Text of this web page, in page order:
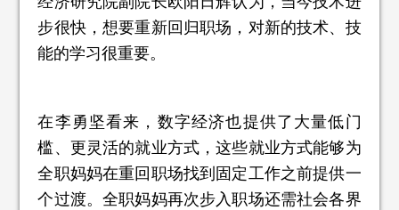
步很快，想要重新回归职场，对新的技术、技
能的学习很重要。
在李勇坚看来，数字经济也提供了大量低门
槛、更灵活的就业方式，这些就业方式能够为
全职妈妈在重回职场找到固定工作之前提供一
个过渡。全职妈妈再次步入职场还需社会各界